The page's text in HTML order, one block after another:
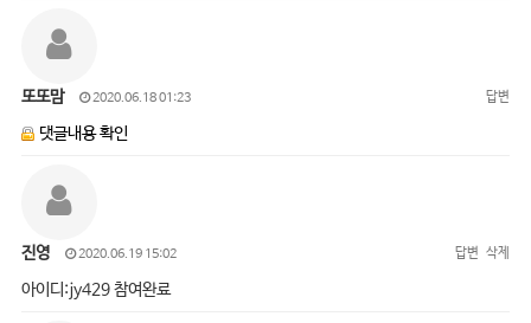
또또맘 2020.06.18 01:23 답변
댓글내용 확인
진영 2020.06.19 15:02 답변 삭제
아이디:jy429 참여완료